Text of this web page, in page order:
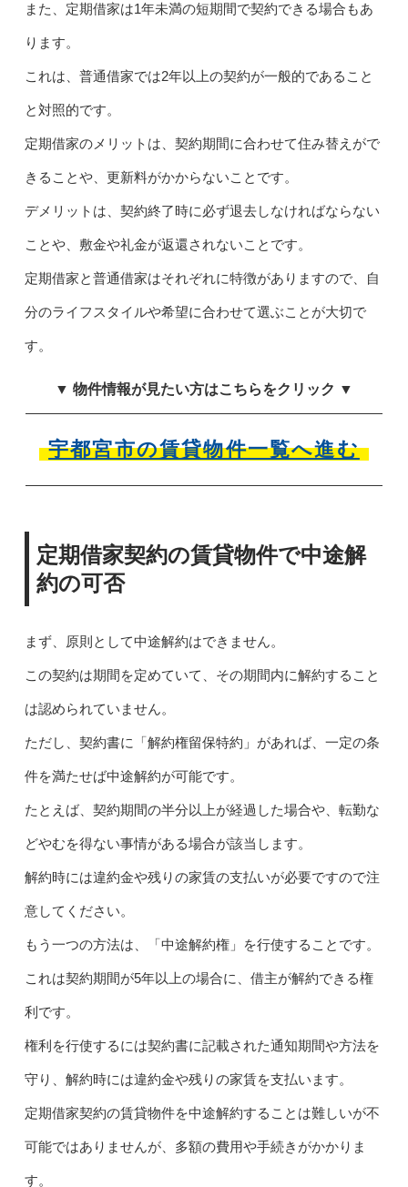
また、定期借家は1年未満の短期間で契約できる場合もあ
ります。
これは、普通借家では2年以上の契約が一般的であること
と対照的です。
定期借家のメリットは、契約期間に合わせて住み替えがで
きることや、更新料がかからないことです。
デメリットは、契約終了時に必ず退去しなければならない
ことや、敷金や礼金が返還されないことです。
定期借家と普通借家はそれぞれに特徴がありますので、自
分のライフスタイルや希望に合わせて選ぶことが大切で
す。
▼ 物件情報が見たい方はこちらをクリック ▼
宇都宮市の賃貸物件一覧へ進む
定期借家契約の賃貸物件で中途解
約の可否
まず、原則として中途解約はできません。
この契約は期間を定めていて、その期間内に解約すること
は認められていません。
ただし、契約書に「解約権留保特約」があれば、一定の条
件を満たせば中途解約が可能です。
たとえば、契約期間の半分以上が経過した場合や、転勤な
どやむを得ない事情がある場合が該当します。
解約時には違約金や残りの家賃の支払いが必要ですので注
意してください。
もう一つの方法は、「中途解約権」を行使することです。
これは契約期間が5年以上の場合に、借主が解約できる権
利です。
権利を行使するには契約書に記載された通知期間や方法を
守り、解約時には違約金や残りの家賃を支払います。
定期借家契約の賃貸物件を中途解約することは難しいが不
可能ではありませんが、多額の費用や手続きがかかりま
す。